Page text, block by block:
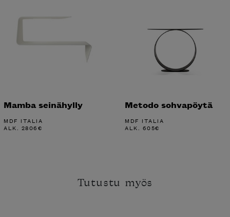
Mamba seinähylly
MDF ITALIA
ALK. 2806€
Metodo sohvapöytä
MDF ITALIA
ALK. 605€
Tutustu myös